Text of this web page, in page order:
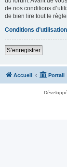
de nos conditions
de bien lire tout le
Conditions d’utilisation
S’enregistrer
Accueil Portail